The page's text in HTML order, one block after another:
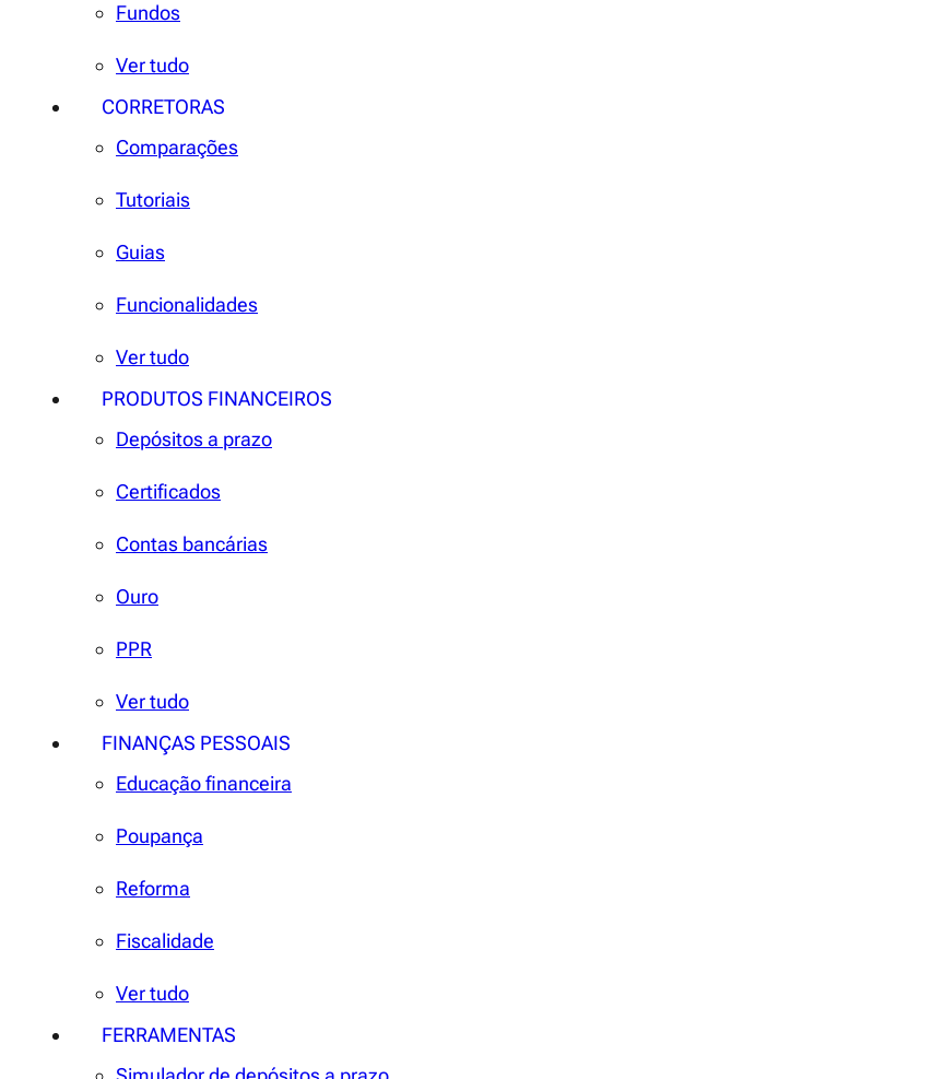
Fundos
Ver tudo
CORRETORAS
Comparações
Tutoriais
Guias
Funcionalidades
Ver tudo
PRODUTOS FINANCEIROS
Depósitos a prazo
Certificados
Contas bancárias
Ouro
PPR
Ver tudo
FINANÇAS PESSOAIS
Educação financeira
Poupança
Reforma
Fiscalidade
Ver tudo
FERRAMENTAS